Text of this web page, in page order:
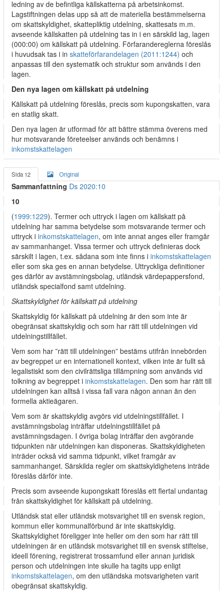
ledning av de befintliga källskatterna på arbetsinkomst.
Lagstiftningen delas upp så att de materiella bestämmelserna
om skattskyldighet, skattepliktig utdelning, skattesats m.m.
avseende källskatten på utdelning tas in i en särskild lag, lagen
(000:00) om källskatt på utdelning. Förfarandereglerna föreslås
i huvudsak tas i in skatteförfarandelagen (2011:1244) och
anpassas till den systematik och struktur som används i den
lagen.
Den nya lagen om källskatt på utdelning
Källskatt på utdelning föreslås, precis som kupongskatten, vara
en statlig skatt.
Den nya lagen är utformad för att bättre stämma överens med
hur motsvarande företeelser används och benämns i
inkomstskattelagen
Sida 12 Original
Sammanfattning Ds 2020:10
10
(1999:1229). Termer och uttryck i lagen om källskatt på
utdelning har samma betydelse som motsvarande termer och
uttryck i inkomstskattelagen, om inte annat anges eller framgår
av sammanhanget. Vissa termer och uttryck definieras dock
särskilt i lagen, t.ex. sådana som inte finns i inkomstskattelagen
eller som ska ges en annan betydelse. Uttryckliga definitioner
ges därför av avstämningsbolag, utländsk värdepappersfond,
utländsk specialfond samt utdelning.
Skattskyldighet för källskatt på utdelning
Skattskyldig för källskatt på utdelning är den som inte är
obegränsat skattskyldig och som har rätt till utdelningen vid
utdelningstillfället.
Vem som har ”rätt till utdelningen” bestäms utifrån innebörden
av begreppet ur en internationell kontext, vilken inte är fullt så
legalistiskt som den civilrättsliga tillämpning som används vid
tolkning av begreppet i inkomstskattelagen. Den som har rätt till
utdelningen kan alltså i vissa fall vara någon annan än den
formella aktieägaren.
Vem som är skattskyldig avgörs vid utdelningstillfället. I
avstämningsbolag inträffar utdelningstillfället på
avstämningsdagen. I övriga bolag inträffar den avgörande
tidpunkten när utdelningen kan disponeras. Skattskyldigheten
inträder också vid samma tidpunkt, vilket framgår av
sammanhanget. Särskilda regler om skattskyldighetens inträde
föreslås därför inte.
Precis som avseende kupongskatt föreslås ett flertal undantag
från skattskyldighet för källskatt på utdelning.
Utländsk stat eller utländsk motsvarighet till en svensk region,
kommun eller kommunalförbund är inte skattskyldig.
Skattskyldighet föreligger inte heller om den som har rätt till
utdelningen är en utländsk motsvarighet till en svensk stiftelse,
ideell förening, registrerat trossamfund eller annan juridisk
person och utdelningen inte skulle ha tagits upp enligt
inkomstskattelagen, om den utländska motsvarigheten varit
obegränsat skattskyldig.